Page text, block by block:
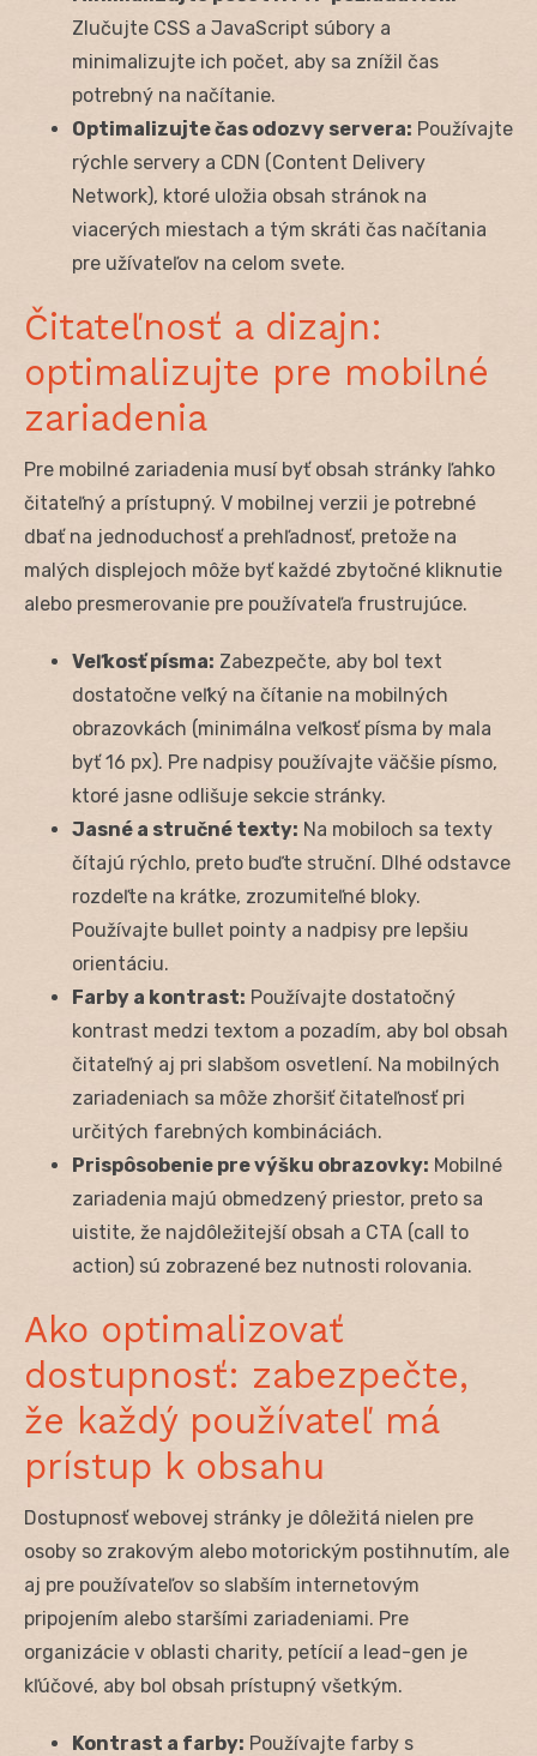
Zlučujte CSS a JavaScript súbory a
minimalizujte ich počet, aby sa znížil čas
potrebný na načítanie.
Optimalizujte čas odozvy servera: Používajte
rýchle servery a CDN (Content Delivery
Network), ktoré uložia obsah stránok na
viacerých miestach a tým skráti čas načítania
pre užívateľov na celom svete.
Čitateľnosť a dizajn:
optimalizujte pre mobilné
zariadenia
Pre mobilné zariadenia musí byť obsah stránky ľahko
čitateľný a prístupný. V mobilnej verzii je potrebné
dbať na jednoduchosť a prehľadnosť, pretože na
malých displejoch môže byť každé zbytočné kliknutie
alebo presmerovanie pre používateľa frustrujúce.
Veľkosť písma: Zabezpečte, aby bol text
dostatočne veľký na čítanie na mobilných
obrazovkách (minimálna veľkosť písma by mala
byť 16 px). Pre nadpisy používajte väčšie písmo,
ktoré jasne odlišuje sekcie stránky.
Jasné a stručné texty: Na mobiloch sa texty
čítajú rýchlo, preto buďte struční. Dlhé odstavce
rozdeľte na krátke, zrozumiteľné bloky.
Používajte bullet pointy a nadpisy pre lepšiu
orientáciu.
Farby a kontrast: Používajte dostatočný
kontrast medzi textom a pozadím, aby bol obsah
čitateľný aj pri slabšom osvetlení. Na mobilných
zariadeniach sa môže zhoršiť čitateľnosť pri
určitých farebných kombináciách.
Prispôsobenie pre výšku obrazovky: Mobilné
zariadenia majú obmedzený priestor, preto sa
uistite, že najdôležitejší obsah a CTA (call to
action) sú zobrazené bez nutnosti rolovania.
Ako optimalizovať
dostupnosť: zabezpečte,
že každý používateľ má
prístup k obsahu
Dostupnosť webovej stránky je dôležitá nielen pre
osoby so zrakovým alebo motorickým postihnutím, ale
aj pre používateľov so slabším internetovým
pripojením alebo staršími zariadeniami. Pre
organizácie v oblasti charity, petícií a lead-gen je
kľúčové, aby bol obsah prístupný všetkým.
Kontrast a farby: Používajte farby s